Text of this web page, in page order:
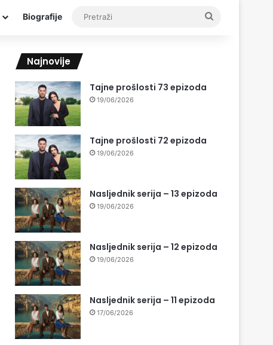
Biografije
Najnovije
Tajne prošlosti 73 epizoda
19/06/2026
Tajne prošlosti 72 epizoda
19/06/2026
Nasljednik serija – 13 epizoda
19/06/2026
Nasljednik serija – 12 epizoda
19/06/2026
Nasljednik serija – 11 epizoda
17/06/2026